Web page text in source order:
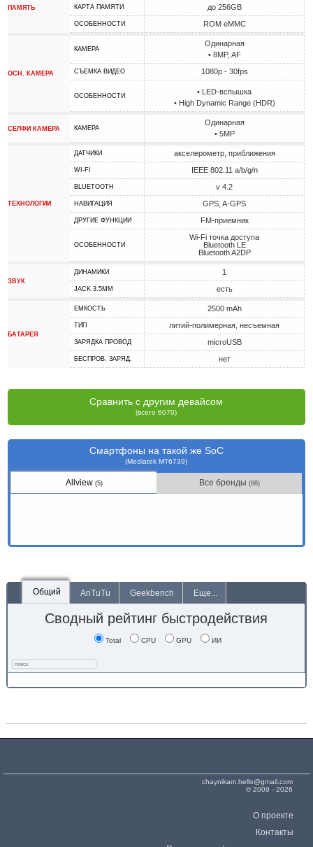
ПАМЯТЬ КАРТА ПАМЯТИ до 256GB
ОСОБЕННОСТИ ROM eMMC
ОСН. КАМЕРА
КАМЕРА
Одинарная
• 8MP, AF
СЪЕМКА ВИДЕО 1080p - 30fps
ОСОБЕННОСТИ
• LED-вспышка
• High Dynamic Range (HDR)
СЕЛФИ КАМЕРА КАМЕРА
Одинарная
• 5MP
ТЕХНОЛОГИИ
ДАТЧИКИ акселерометр, приближения
WI-FI IEEE 802.11 a/b/g/n
BLUETOOTH v 4.2
НАВИГАЦИЯ GPS, A-GPS
ДРУГИЕ ФУНКЦИИ FM-приемник
ОСОБЕННОСТИ
Wi-Fi точка доступа
Bluetooth LE
Bluetooth A2DP
ЗВУК
ДИНАМИКИ 1
JACK 3.5MM есть
БАТАРЕЯ
ЕМКОСТЬ 2500 mAh
ТИП литий-полимерная, несъемная
ЗАРЯДКА ПРОВОД microUSB
БЕСПРОВ. ЗАРЯД. нет
Сравнить с другим девайсом
(всего 6070)
Смартфоны на такой же SoC
(Mediatek MT6739)
Allview (5) Все бренды(68)
Общий AnTuTu Geekbench Еще...
Сводный рейтинг быстродействия
Total CPU GPU ИИ
chaynikam.hello@gmail.com
© 2009 - 2026
О проекте
Контакты